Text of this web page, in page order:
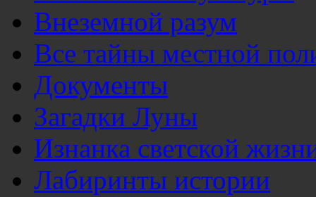
Внеземной разум
Все тайны местной
Документы
Загадки Луны
Изнанка светской
Лабиринты истории